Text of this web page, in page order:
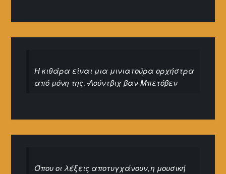
Η κιθάρα είναι μια μινιατούρα ορχήστρα
από μόνη της. -Λούντβιχ βαν Μπετόβεν
Όπου οι λέξεις αποτυγχάνουν, η μουσική